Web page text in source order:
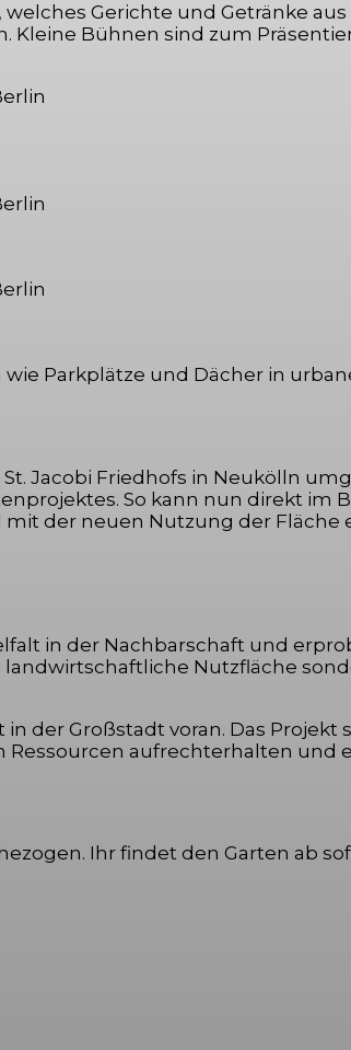
Gerichte und Getränke
Kleine Bühnen sind zum
Parkplätze und Dächer in
Jacobi Friedhofs in Neukölln
So kann nun direkt im
der neuen Nutzung der Fläche
in der Nachbarschaft und
Nutzfläche
der Großstadt voran. Das Projekt
aufrechterhalten und
Ihr findet den Garten ab